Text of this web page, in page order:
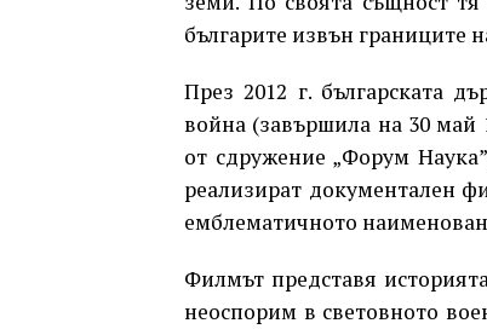
българите извън границите
През 2012 г. българската
война (завършила на 30 май
от сдружение „Форум
реализират документален
емблематичното
Филмът представя
неоспорим в световното